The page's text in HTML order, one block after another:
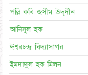
পল্লি কবি জসীম উদ্‌দীন
আনিসুল হক
ঈশ্বরচন্দ্র বিদ্যাসাগর
ইমদাদুল হক মিলন